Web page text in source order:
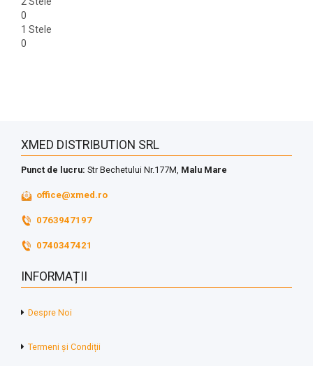
0
1 Stele
0
XMED DISTRIBUTION SRL
Punct de lucru: Str Bechetului Nr.177M, Malu Mare
office@xmed.ro
0763947197
0740347421
INFORMAȚII
Despre Noi
Termeni și Condiții